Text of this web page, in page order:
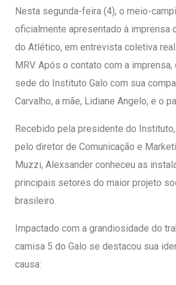
Nesta segunda-feira (4), o meio-
oficialmente apresentado à imprensa
do Atlético, em entrevista coletiva
MRV. Após o contato com a
sede do Instituto Galo com sua
Carvalho, a mãe, Lidiane Angelo, e o
Recebido pela presidente do
pelo diretor de Comunicação e
Muzzi, Alexsander conheceu as
principais setores do maior projeto
brasileiro.
Impactado com a grandiosidade do
camisa 5 do Galo se destacou sua
causa: